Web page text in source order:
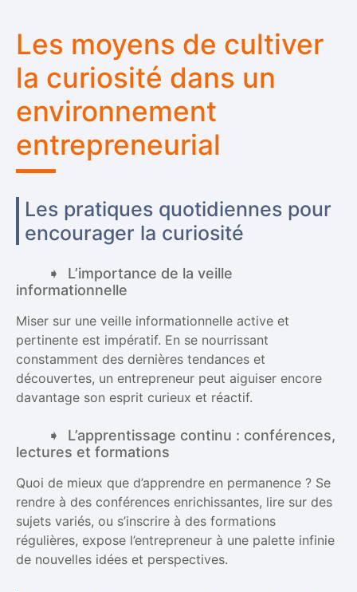
Les moyens de cultiver
la curiosité dans un
environnement
entrepreneurial
Les pratiques quotidiennes pour
encourager la curiosité
L’importance de la veille
informationnelle
Miser sur une veille informationnelle active et
pertinente est impératif. En se nourrissant
constamment des dernières tendances et
découvertes, un entrepreneur peut aiguiser encore
davantage son esprit curieux et réactif.
L’apprentissage continu : conférences,
lectures et formations
Quoi de mieux que d’apprendre en permanence ? Se
rendre à des conférences enrichissantes, lire sur des
sujets variés, ou s’inscrire à des formations
régulières, expose l’entrepreneur à une palette infinie
de nouvelles idées et perspectives.